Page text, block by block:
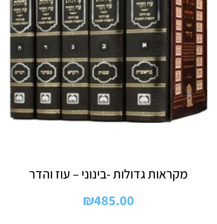
מקראות גדולות -בינוני – עוז והדר
₪485.00